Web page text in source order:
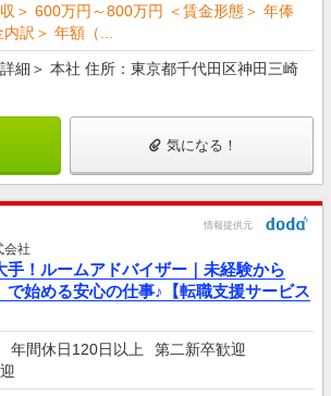
＞ 600万円～800万円 ＜賃金形態＞ 年俸
訳＞ 年額（...
細＞ 本社 住所：東京都千代田区神田三崎
気になる！
情報提供元
会社
手！ルームアドバイザー｜未経験から
で始める安心の仕事♪【転職支援サービス
年間休日120日以上
第二新卒歓迎